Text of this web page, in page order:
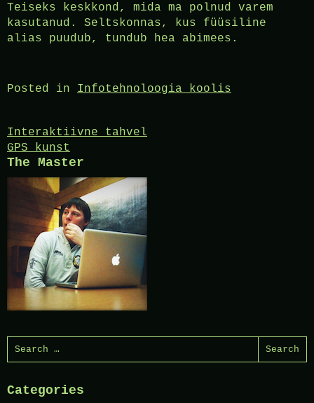
Teiseks keskkond, mida ma polnud varem
kasutanud. Seltskonnas, kus füüsiline
alias puudub, tundub hea abimees.
Posted in Infotehnoloogia koolis
Post
navigation
Interaktiivne tahvel
GPS kunst
The Master
Search
for:
Categories